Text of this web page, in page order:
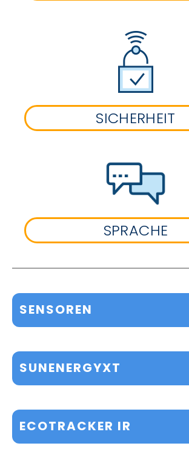
SICHERHEIT
SPRACHE
SENSOREN
SUNENERGYXT
ECOTRACKER IR